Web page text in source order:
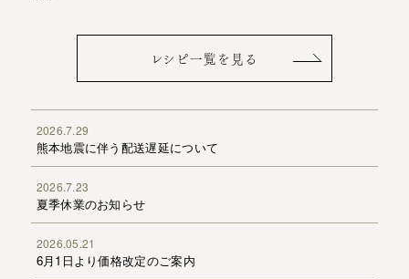
レシピ一覧を見る
2026.7.29
熊本地震に伴う配送遅延について
2026.7.23
夏季休業のお知らせ
2026.05.21
6月1日より価格改定のご案内